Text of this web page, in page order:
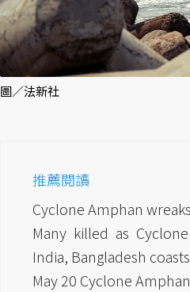
圖／法新社
推薦閱讀
Cyclone Amphan
Many killed as
India, Bangladesh coasts
May 20 Cyclone